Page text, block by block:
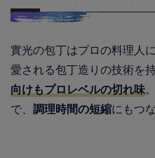
實光の包丁はプロの料理人
愛される包丁造りの技術を
向けもプロレベルの切れ味
で、 調理時間の短縮にもつ